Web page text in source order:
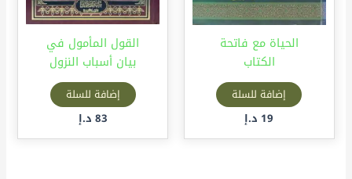
الحياة مع فاتحة
الكتاب
إضافة للسلة
19 د.إ
القول المأمول في
بيان أسباب النزول
إضافة للسلة
83 د.إ